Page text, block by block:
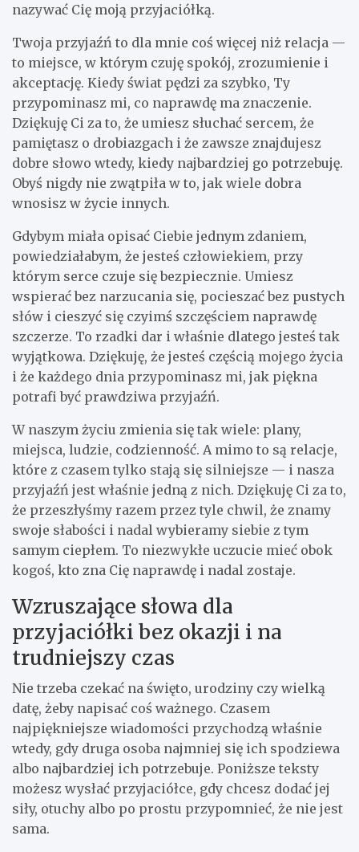
nazywać Cię moją przyjaciółką.
Twoja przyjaźń to dla mnie coś więcej niż relacja —
to miejsce, w którym czuję spokój, zrozumienie i
akceptację. Kiedy świat pędzi za szybko, Ty
przypominasz mi, co naprawdę ma znaczenie.
Dziękuję Ci za to, że umiesz słuchać sercem, że
pamiętasz o drobiazgach i że zawsze znajdujesz
dobre słowo wtedy, kiedy najbardziej go potrzebuję.
Obyś nigdy nie zwątpiła w to, jak wiele dobra
wnosisz w życie innych.
Gdybym miała opisać Ciebie jednym zdaniem,
powiedziałabym, że jesteś człowiekiem, przy
którym serce czuje się bezpiecznie. Umiesz
wspierać bez narzucania się, pocieszać bez pustych
słów i cieszyć się czyimś szczęściem naprawdę
szczerze. To rzadki dar i właśnie dlatego jesteś tak
wyjątkowa. Dziękuję, że jesteś częścią mojego życia
i że każdego dnia przypominasz mi, jak piękna
potrafi być prawdziwa przyjaźń.
W naszym życiu zmienia się tak wiele: plany,
miejsca, ludzie, codzienność. A mimo to są relacje,
które z czasem tylko stają się silniejsze — i nasza
przyjaźń jest właśnie jedną z nich. Dziękuję Ci za to,
że przeszłyśmy razem przez tyle chwil, że znamy
swoje słabości i nadal wybieramy siebie z tym
samym ciepłem. To niezwykłe uczucie mieć obok
kogoś, kto zna Cię naprawdę i nadal zostaje.
Wzruszające słowa dla
przyjaciółki bez okazji i na
trudniejszy czas
Nie trzeba czekać na święto, urodziny czy wielką
datę, żeby napisać coś ważnego. Czasem
najpiękniejsze wiadomości przychodzą właśnie
wtedy, gdy druga osoba najmniej się ich spodziewa
albo najbardziej ich potrzebuje. Poniższe teksty
możesz wysłać przyjaciółce, gdy chcesz dodać jej
siły, otuchy albo po prostu przypomnieć, że nie jest
sama.